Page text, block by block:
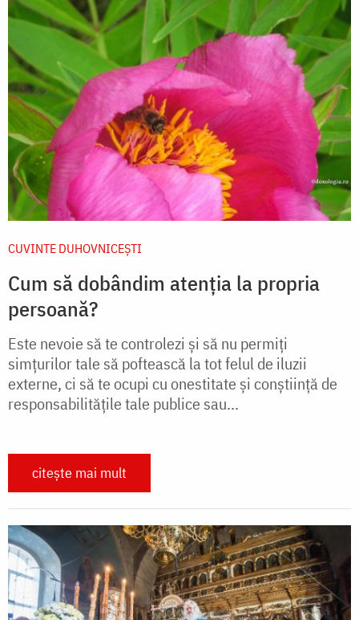
CUVINTE DUHOVNICEȘTI
Cum să dobândim atenția la propria
persoană?
Este nevoie să te controlezi și să nu permiți
simțurilor tale să poftească la tot felul de iluzii
externe, ci să te ocupi cu onestitate și conștiință de
responsabilitățile tale publice sau...
citește mai mult